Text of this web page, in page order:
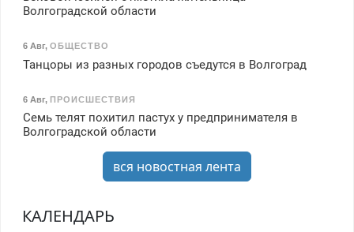
Волгоградской области
6 Авг, ОБЩЕСТВО
Танцоры из разных городов съедутся в Волгоград
6 Авг, ПРОИСШЕСТВИЯ
Семь телят похитил пастух у предпринимателя в
Волгоградской области
вся новостная лента
КАЛЕНДАРЬ